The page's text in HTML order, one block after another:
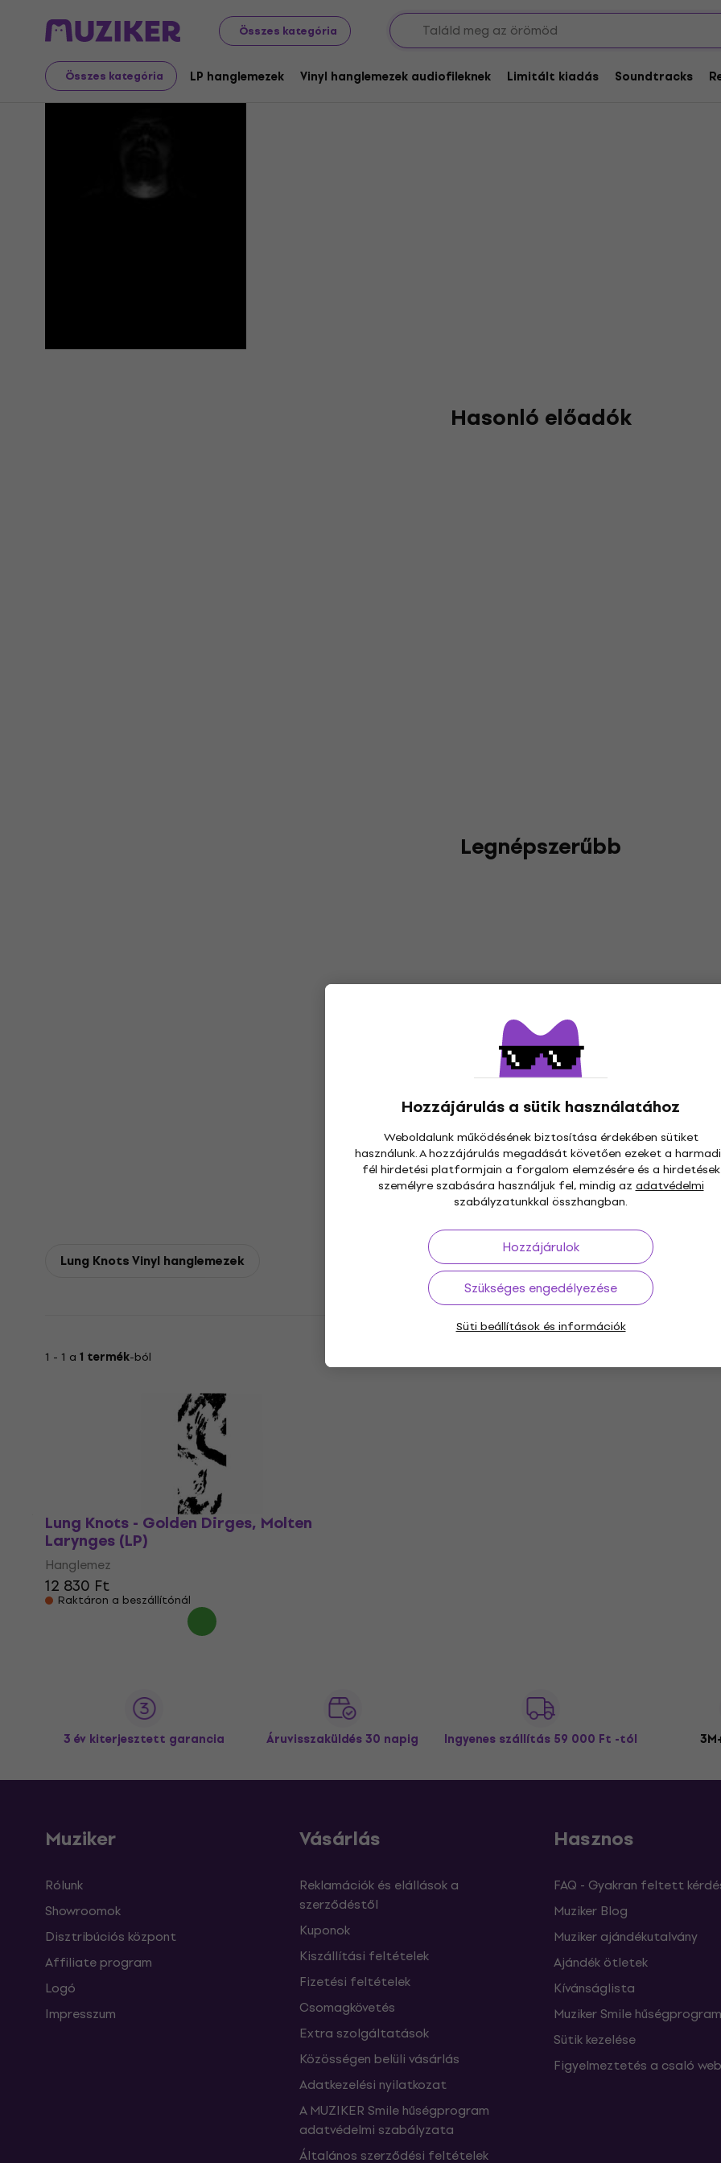
Összes kategória
Összes kategória LP hanglemezek Vinyl hanglemezek audiofileknek Limitált kiadás Soundtracks
Hozzájárulás a sütik használatához
Weboldalunk működésének biztosítása érdekében sütiket
használunk. A hozzájárulás megadását követően ezeket a
fél hirdetési platformjain a forgalom elemzésére és a hirdetések
személyre szabására használjuk fel, mindig az adatvédelmi
szabályzatunkkal összhangban.
Hozzájárulok
Szükséges engedélyezése
Süti beállítások és információk
Lung Knots
Hasonló előadók
Legnépszerűbb
Lung Knots Vinyl hanglemezek
1 - 1 a 1 termék-ból
Lung Knots - Golden Dirges, Molten
Larynges (LP)
Hanglemez
12 830 Ft
Raktáron a beszállítónál
3 év kiterjesztett garancia Áruvisszaküldés 30 napig Ingyenes szállítás 59 000 Ft -tól
Muziker
Rólunk
Showroomok
Disztribúciós központ
Affiliate program
Logó
Impresszum
Vásárlás
Reklamációk és elállások a
szerződéstől
Kuponok
Kiszállítási feltételek
Fizetési feltételek
Csomagkövetés
Extra szolgáltatások
Közösségen belüli vásárlás
Adatkezelési nyilatkozat
A MUZIKER Smile hűségprogram
adatvédelmi szabályzata
Általános szerződési feltételek
Hasznos
FAQ - Gyakran feltett
Muziker Blog
Muziker ajándékutalvány
Ajándék ötletek
Kívánságlista
Muziker Smile hűségprogram
Sütik kezelése
Figyelmeztetés a csaló